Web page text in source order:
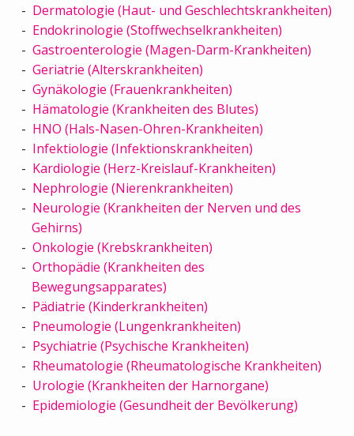
Dermatologie (Haut- und Geschlechtskrankheiten)
Endokrinologie (Stoffwechselkrankheiten)
Gastroenterologie (Magen-Darm-Krankheiten)
Geriatrie (Alterskrankheiten)
Gynäkologie (Frauenkrankheiten)
Hämatologie (Krankheiten des Blutes)
HNO (Hals-Nasen-Ohren-Krankheiten)
Infektiologie (Infektionskrankheiten)
Kardiologie (Herz-Kreislauf-Krankheiten)
Nephrologie (Nierenkrankheiten)
Neurologie (Krankheiten der Nerven und des
Gehirns)
Onkologie (Krebskrankheiten)
Orthopädie (Krankheiten des
Bewegungsapparates)
Pädiatrie (Kinderkrankheiten)
Pneumologie (Lungenkrankheiten)
Psychiatrie (Psychische Krankheiten)
Rheumatologie (Rheumatologische Krankheiten)
Urologie (Krankheiten der Harnorgane)
Epidemiologie (Gesundheit der Bevölkerung)